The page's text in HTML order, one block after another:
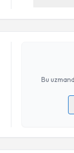
Bu
Kişisel
işlenmesini